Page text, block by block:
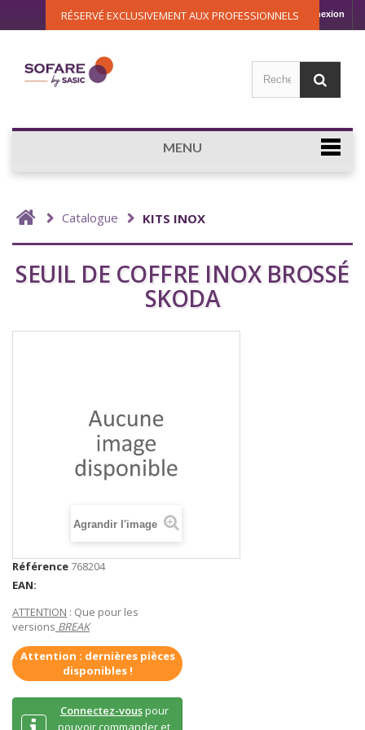
Connexion
RÉSERVÉ EXCLUSIVEMENT AUX PROFESSIONNELS
MENU
Catalogue KITS INOX
SEUIL DE COFFRE INOX BROSSÉ
SKODA
Agrandir l'image
Référence 768204
EAN:
ATTENTION : Que pour les
versions BREAK
Attention : dernières pièces
disponibles !
Connectez-vouspour
pouvoir commander et